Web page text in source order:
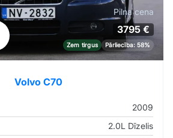
Pilna cena
3795 €
Zem tirgus Pārliecība: 58%
Volvo C70
2009
2.0L Dīzelis